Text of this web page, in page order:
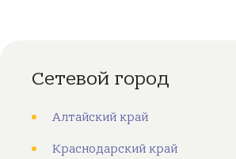
Сетевой город
Алтайский край
Краснодарский край